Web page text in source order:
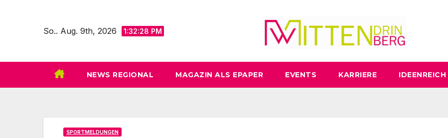
So.. Aug. 9th, 2026 1:32:30 PM
NEWS REGIONAL MAGAZIN ALS EPAPER EVENTS KARRIERE IDEENREICH
SPORTMELDUNGEN